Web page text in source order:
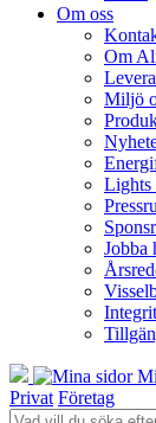
Om oss
Om
Miljö
Lights
Jobba
Privat Företag